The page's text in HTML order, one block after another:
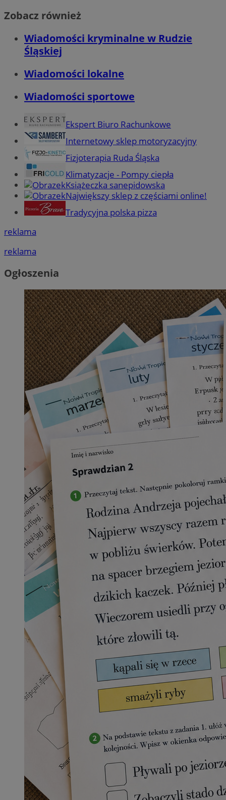
Zobacz również
Wiadomości kryminalne w Rudzie
Śląskiej
Wiadomości lokalne
Wiadomości sportowe
Ekspert Biuro Rachunkowe
Internetowy sklep motoryzacyjny
Fizjoterapia Ruda Śląska
Klimatyzacje - Pompy ciepła
Książeczka sanepidowska
Największy sklep z częściami online!
Tradycyjna polska pizza
reklama
reklama
Ogłoszenia